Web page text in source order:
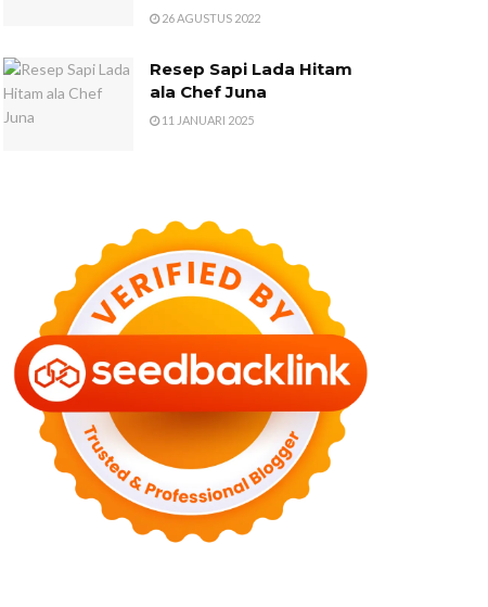
26 AGUSTUS 2022
Resep Sapi Lada Hitam
ala Chef Juna
11 JANUARI 2025